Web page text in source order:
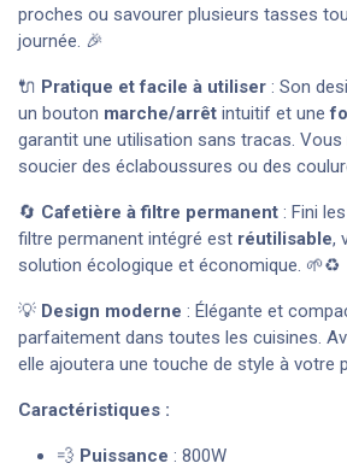
proches ou savourer plusieurs tasses
journée. 🎉
🔌 Pratique et facile à utiliser : Son
un bouton marche/arrêt intuitif et une
garantit une utilisation sans tracas. Vous
soucier des éclaboussures ou des
🔄 Cafetière à filtre permanent : Fini
filtre permanent intégré est réutilisable,
solution écologique et économique. 🌱♻️
💡 Design moderne : Élégante et
parfaitement dans toutes les cuisines.
elle ajoutera une touche de style à votre
Caractéristiques :
💨 Puissance : 800W